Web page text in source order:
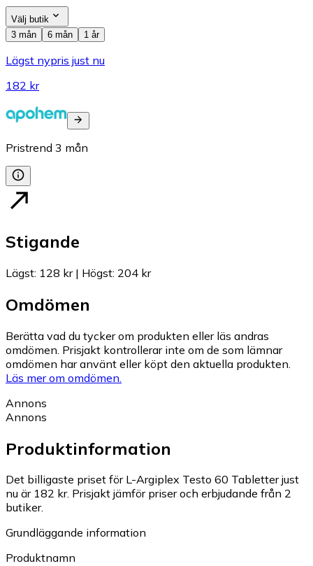
Välj butik
3 mån
6 mån 1 år
Lägst nypris just nu
182 kr
Pristrend 3 mån
Stigande
Lägst: 128 kr| Högst: 204 kr
Omdömen
Berätta vad du tycker om produkten eller läs andras
omdömen. Prisjakt kontrollerar inte om de som lämnar
omdömen har använt eller köpt den aktuella produkten.
Läs mer om omdömen.
Annons
Annons
Produktinformation
Det billigaste priset för L-Argiplex Testo 60 Tabletter just
nu är 182 kr. Prisjakt jämför priser och erbjudande från 2
butiker.
Grundläggande information
Produktnamn